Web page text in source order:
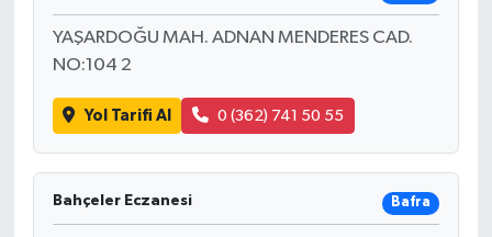
YAŞARDOĞU MAH. ADNAN MENDERES CAD.
NO:104 2
Yol Tarifi Al 0 (362) 741 50 55
Bahçeler Eczanesi Bafra